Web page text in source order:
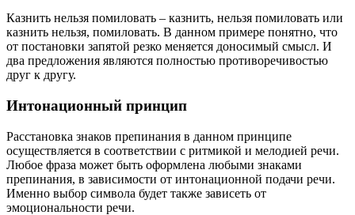
Казнить нельзя помиловать – казнить, нельзя помиловать или
казнить нельзя, помиловать. В данном примере понятно, что
от постановки запятой резко меняется доносимый смысл. И
два предложения являются полностью противоречивостью
друг к другу.
Интонационный принцип
Расстановка знаков препинания в данном принципе
осуществляется в соответствии с ритмикой и мелодией речи.
Любое фраза может быть оформлена любыми знаками
препинания, в зависимости от интонационной подачи речи.
Именно выбор символа будет также зависеть от
эмоциональности речи.